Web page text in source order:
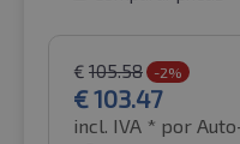
€ 105.58 -2%
€103.47
incl. IVA * por